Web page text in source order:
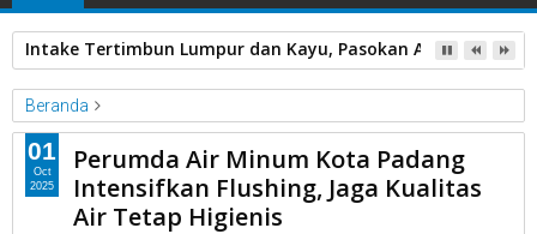
Intake Tertimbun Lumpur dan Kayu, Pasokan Air Bersih di
Beranda
PDAM
Perumda Air Minum Kota Padang Intensifkan Flushing, Jaga
Kualitas Air Tetap Higienis
Perumda Air Minum Kota Padang
Intensifkan Flushing, Jaga Kualitas
Air Tetap Higienis
01
Oct
2025